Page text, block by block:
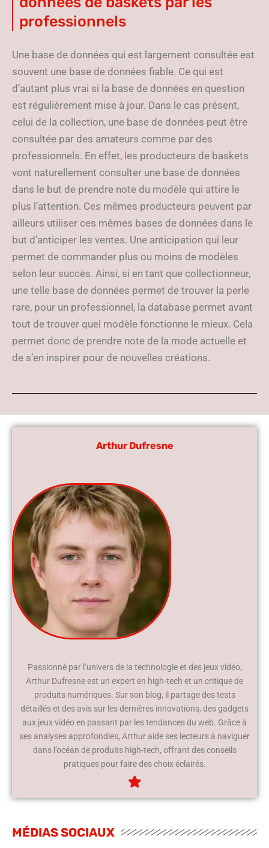
professionnels
Une base de données qui est largement consultée est
souvent une base de données fiable. Ce qui est
d’autant plus vrai si la base de données en question
est régulièrement mise à jour. Dans le cas présent,
celui de la collection, une base de données peut être
consultée par des amateurs comme par des
professionnels. En effet, les producteurs de baskets
vont naturellement consulter une base de données
dans le but de prendre note du modèle qui attire le
plus l’attention. Ces mêmes producteurs peuvent par
ailleurs utiliser ces mêmes bases de données dans le
but d’anticiper les ventes. Une anticipation qui leur
permet de commander plus ou moins de modèles
selon leur succès. Ainsi, si en tant que collectionneur,
une telle base de données permet de trouver la perle
rare, pour un professionnel, la database permet avant
tout de trouver quel modèle fonctionne le mieux. Cela
permet donc de prendre note de la mode actuelle et
de s’en inspirer pour de nouvelles créations.
Arthur Dufresne
Passionné par l’univers de la technologie et des jeux vidéo,
Arthur Dufresne est un expert en high-tech et un critique de
produits numériques. Sur son blog, il partage des tests
détaillés et des avis sur les dernières innovations, des gadgets
aux jeux vidéo en passant par les tendances du web. Grâce à
ses analyses approfondies, Arthur aide ses lecteurs à naviguer
dans l’océan de produits high-tech, offrant des conseils
pratiques pour faire des choix éclairés.
MÉDIAS SOCIAUX